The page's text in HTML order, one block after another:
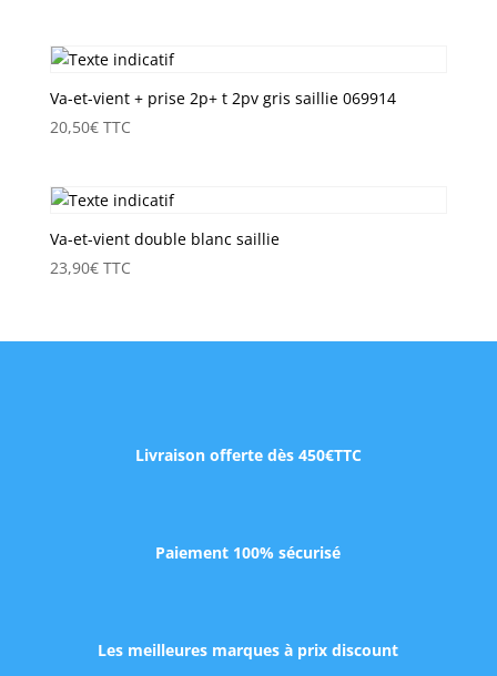
Va-et-vient + prise 2p+ t 2pv gris saillie 069914
20,50€ TTC
Va-et-vient double blanc saillie
23,90€ TTC
Livraison offerte dès 450€TTC
Paiement 100% sécurisé
Les meilleures marques à prix discount